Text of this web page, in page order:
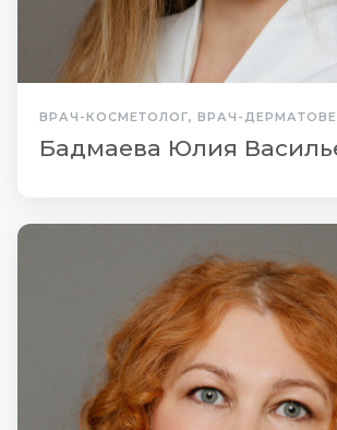
ВРАЧ-КОСМЕТОЛОГ, ВРАЧ-
Бадмаева Юлия